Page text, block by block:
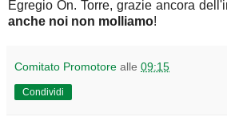
Egregio On. Torre, grazie ancora
anche noi non molliamo!
Comitato Promotore alle 09:15
Condividi